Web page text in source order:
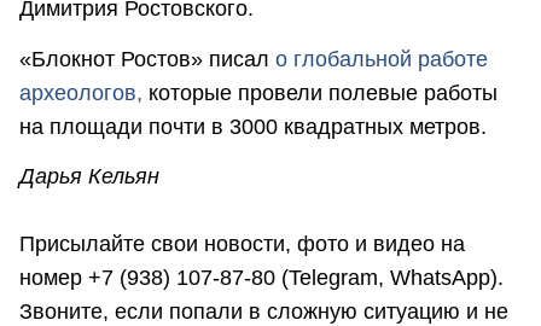
Димитрия Ростовского.
«Блокнот Ростов» писал о глобальной работе
археологов, которые провели полевые работы
на площади почти в 3000 квадратных метров.
Дарья Кельян
Присылайте свои новости, фото и видео на
номер +7 (938) 107-87-80 (Telegram, WhatsApp).
Звоните, если попали в сложную ситуацию и не